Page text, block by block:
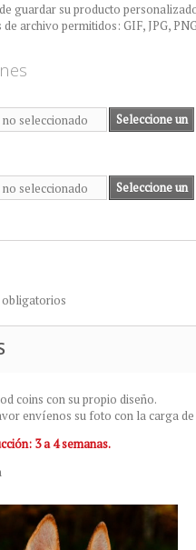
guardar su producto
archivo permitidos: GIF, JPG,
no seleccionado
Seleccione un
no seleccionado
Seleccione un
obligatorios
coins con su propio diseño.
envíenos su foto con la carga
3 a 4 semanas.